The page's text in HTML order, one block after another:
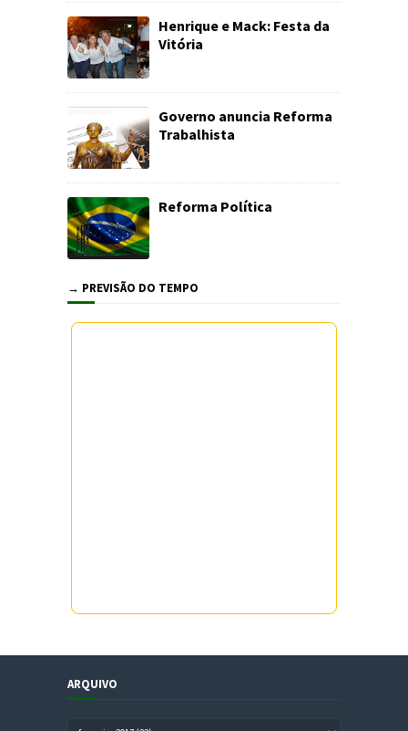
Henrique e Mack: Festa da
Vitória
Governo anuncia Reforma
Trabalhista
Reforma Política
→ PREVISÃO DO TEMPO
ARQUIVO